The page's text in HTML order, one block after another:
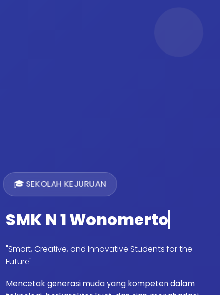
🎓 SEKOLAH KEJURUAN
SMK N 1 Wonomerto
"Smart, Creative, and Innovative Students for the
Future"
Mencetak generasi muda yang kompeten dalam